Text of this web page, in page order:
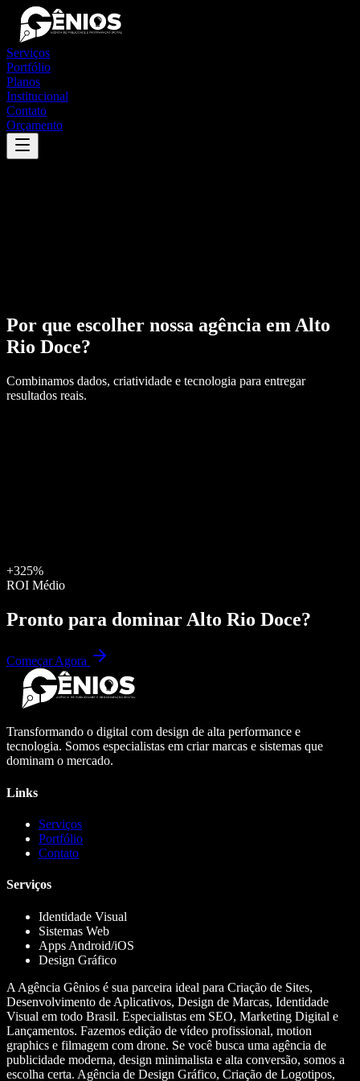
Serviços
Portfólio
Planos
Institucional
Contato
Orçamento
Por que escolher nossa agência em Alto
Rio Doce?
Combinamos dados, criatividade e tecnologia para entregar
resultados reais.
+325%
ROI Médio
Pronto para dominar Alto Rio Doce?
Começar Agora
Transformando o digital com design de alta performance e
tecnologia. Somos especialistas em criar marcas e sistemas que
dominam o mercado.
Links
Serviços
Portfólio
Contato
Serviços
Identidade Visual
Sistemas Web
Apps Android/iOS
Design Gráfico
A Agência Gênios é sua parceira ideal para Criação de Sites,
Desenvolvimento de Aplicativos, Design de Marcas, Identidade
Visual em todo Brasil. Especialistas em SEO, Marketing Digital e
Lançamentos. Fazemos edição de vídeo profissional, motion
graphics e filmagem com drone. Se você busca uma agência de
publicidade moderna, design minimalista e alta conversão, somos a
escolha certa. Agência de Design Gráfico, Criação de Logotipos,